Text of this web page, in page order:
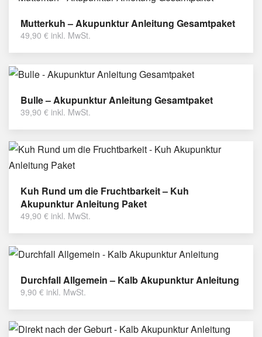
Mutterkuh – Akupunktur Anleitung Gesamtpaket
49,90 € inkl. MwSt.
Bulle – Akupunktur Anleitung Gesamtpaket
39,90 € inkl. MwSt.
Kuh Rund um die Fruchtbarkeit – Kuh
Akupunktur Anleitung Paket
49,90 € inkl. MwSt.
Durchfall Allgemein – Kalb Akupunktur Anleitung
9,90 € inkl. MwSt.